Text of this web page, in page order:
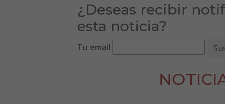
¿Deseas recibir
esta noticia?
Tu email